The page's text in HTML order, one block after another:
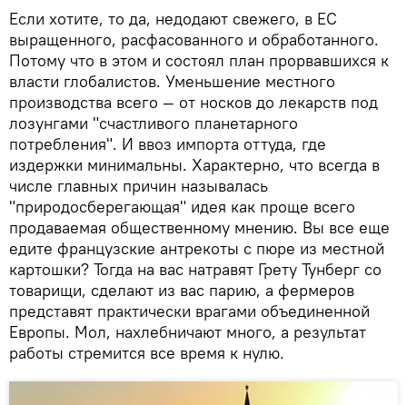
Если хотите, то да, недодают свежего, в ЕС
выращенного, расфасованного и обработанного.
Потому что в этом и состоял план прорвавшихся к
власти глобалистов. Уменьшение местного
производства всего — от носков до лекарств под
лозунгами "счастливого планетарного
потребления". И ввоз импорта оттуда, где
издержки минимальны. Характерно, что всегда в
числе главных причин называлась
"природосберегающая" идея как проще всего
продаваемая общественному мнению. Вы все еще
едите французские антрекоты с пюре из местной
картошки? Тогда на вас натравят Грету Тунберг со
товарищи, сделают из вас парию, а фермеров
представят практически врагами объединенной
Европы. Мол, нахлебничают много, а результат
работы стремится все время к нулю.